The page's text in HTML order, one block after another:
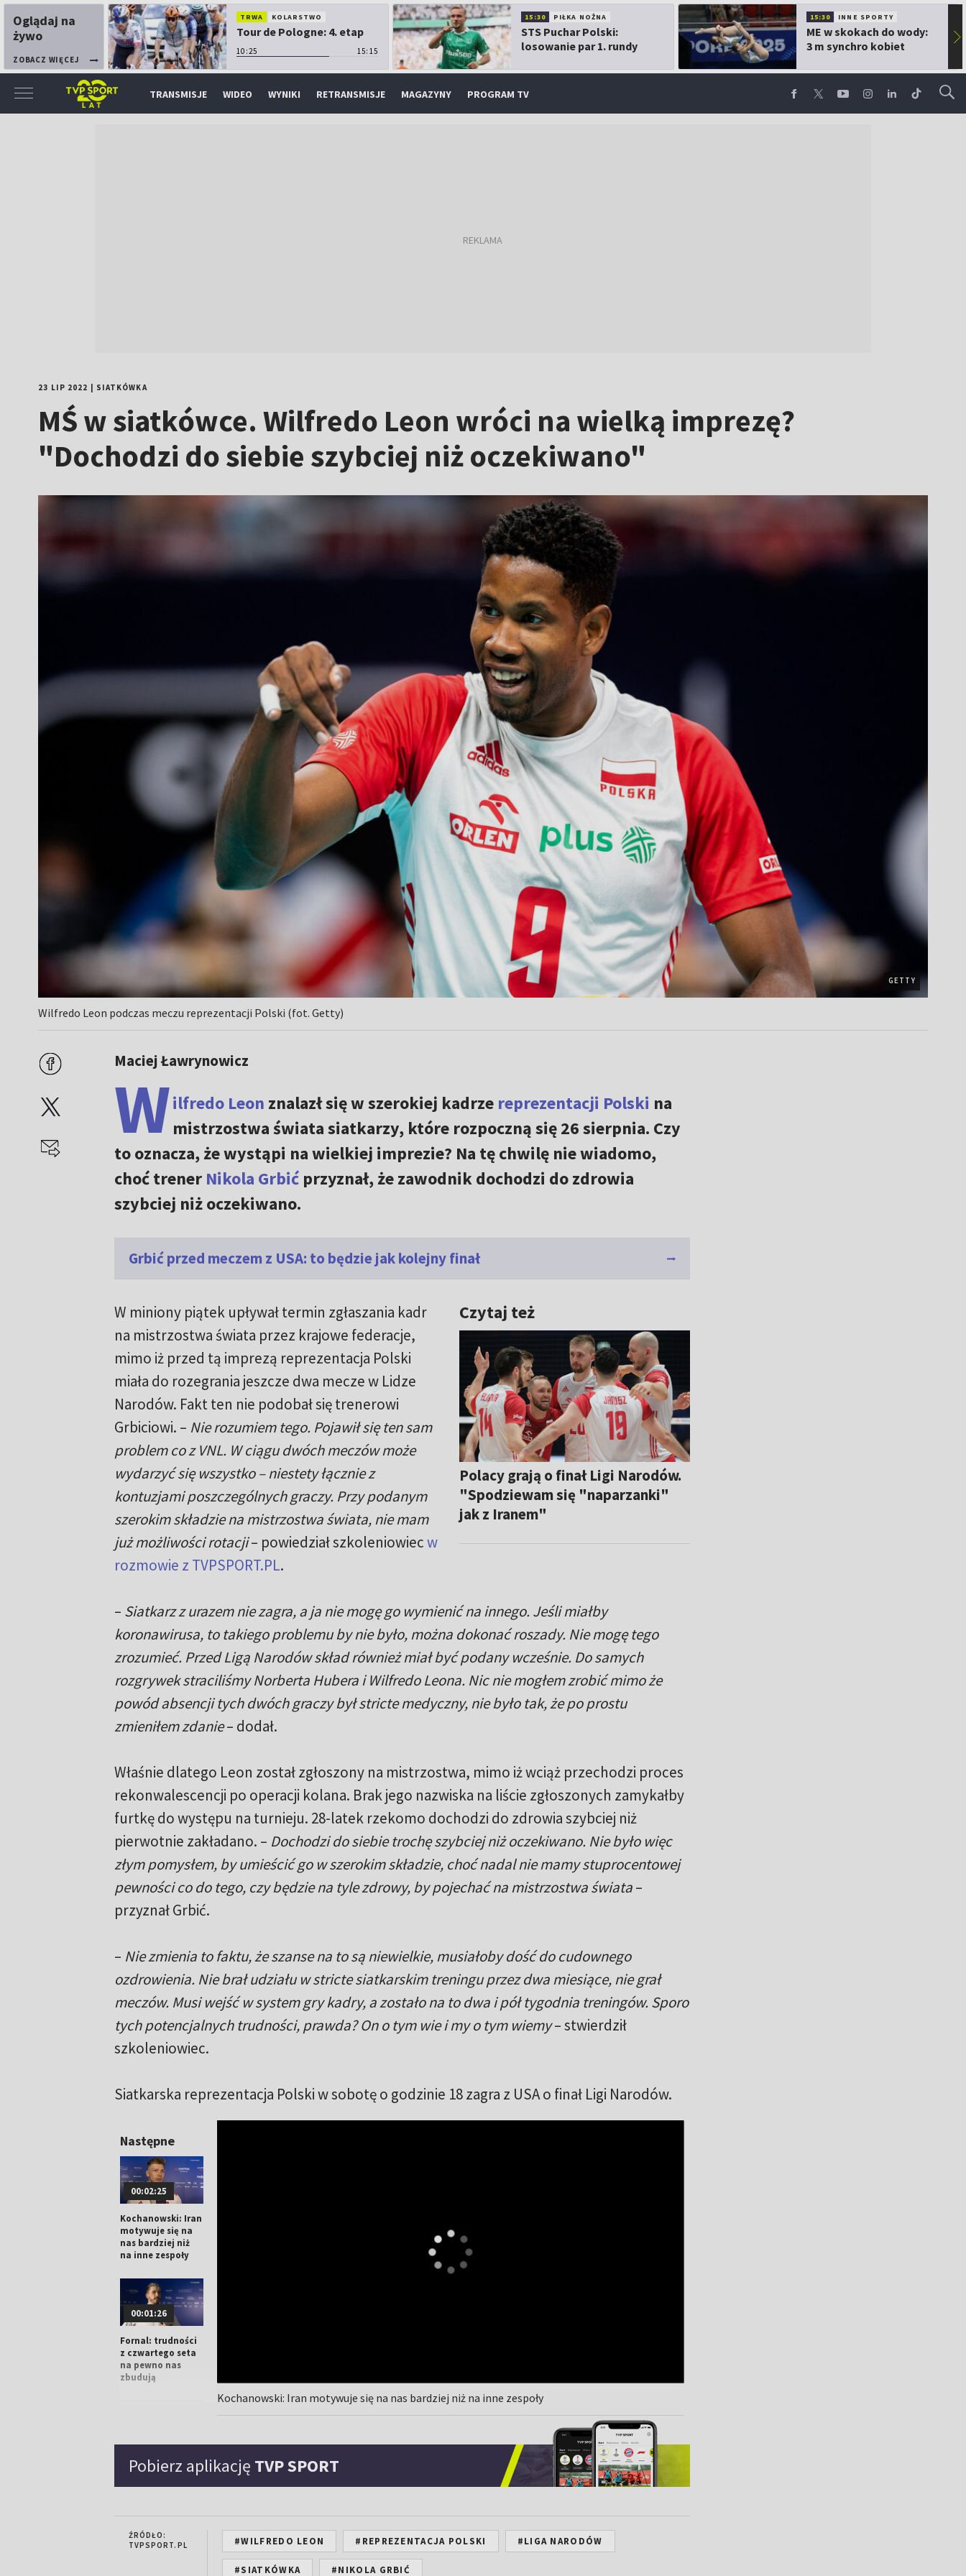
Oglądaj na
żywo
ZOBACZ WIĘCEJ
TRWA KOLARSTWO
Tour de Pologne: 4. etap
10:25 15:15
15:30 PIŁKA NOŻNA
STS Puchar Polski:
losowanie par 1. rundy
15:30 INNE SPORTY
ME w skokach do wody:
3 m synchro kobiet
▶
TRANSMISJE WIDEO WYNIKI RETRANSMISJE MAGAZYNY PROGRAM TV
23 LIP 2022 SIATKÓWKA
MŚ w siatkówce. Wilfredo Leon wróci na wielką imprezę?
"Dochodzi do siebie szybciej niż oczekiwano"
GETTY
Wilfredo Leon podczas meczu reprezentacji Polski (fot. Getty)
Maciej Ławrynowicz
Wilfredo Leon znalazł się w szerokiej kadrze reprezentacji Polski na
mistrzostwa świata siatkarzy, które rozpoczną się 26 sierpnia. Czy
to oznacza, że wystąpi na wielkiej imprezie? Na tę chwilę nie wiadomo,
choć trener Nikola Grbićprzyznał, że zawodnik dochodzi do zdrowia
szybciej niż oczekiwano.
Grbić przed meczem z USA: to będzie jak kolejny finał
Czytaj też
Polacy grają o finał Ligi Narodów.
"Spodziewam się "naparzanki"
jak z Iranem"
W miniony piątek upływał termin zgłaszania kadr
na mistrzostwa świata przez krajowe federacje,
mimo iż przed tą imprezą reprezentacja Polski
miała do rozegrania jeszcze dwa mecze w Lidze
Narodów. Fakt ten nie podobał się trenerowi
Grbiciowi. – Nie rozumiem tego. Pojawił się ten sam
problem co z VNL. W ciągu dwóch meczów może
wydarzyć się wszystko – niestety łącznie z
kontuzjami poszczególnych graczy. Przy podanym
szerokim składzie na mistrzostwa świata, nie mam
już możliwości rotacji– powiedział szkoleniowiecw
rozmowie z TVPSPORT.PL.
– Siatkarz z urazem nie zagra, a ja nie mogę go wymienić na innego. Jeśli miałby
koronawirusa, to takiego problemu by nie było, można dokonać roszady. Nie mogę tego
zrozumieć. Przed Ligą Narodów skład również miał być podany wcześnie. Do samych
rozgrywek straciliśmy Norberta Hubera i Wilfredo Leona. Nic nie mogłem zrobić mimo że
powód absencji tych dwóch graczy był stricte medyczny, nie było tak, że po prostu
zmieniłem zdanie– dodał.
Właśnie dlatego Leon został zgłoszony na mistrzostwa, mimo iż wciąż przechodzi proces
rekonwalescencji po operacji kolana. Brak jego nazwiska na liście zgłoszonych zamykałby
furtkę do występu na turnieju. 28-latek rzekomo dochodzi do zdrowia szybciej niż
pierwotnie zakładano. – Dochodzi do siebie trochę szybciej niż oczekiwano. Nie było więc
złym pomysłem, by umieścić go w szerokim składzie, choć nadal nie mamy stuprocentowej
pewności co do tego, czy będzie na tyle zdrowy, by pojechać na mistrzostwa świata–
przyznał Grbić.
– Nie zmienia to faktu, że szanse na to są niewielkie, musiałoby dość do cudownego
ozdrowienia. Nie brał udziału w stricte siatkarskim treningu przez dwa miesiące, nie grał
meczów. Musi wejść w system gry kadry, a zostało na to dwa i pół tygodnia treningów. Sporo
tych potencjalnych trudności, prawda? On o tym wie i my o tym wiemy– stwierdził
szkoleniowiec.
Siatkarska reprezentacja Polski w sobotę o godzinie 18 zagra z USA o finał Ligi Narodów.
Następne
00:02:25
Kochanowski: Iran
motywuje się na
nas bardziej niż
na inne zespoły
00:01:26
Fornal: trudności
z czwartego seta
na pewno nas
zbudują
Kurek o Iranie: gdy
się rozpędzili, to
nie było czego
Kochanowski: Iran motywuje się na nas bardziej niż na inne zespoły
Pobierz aplikację TVP SPORT
ŹRÓDŁO:
TVPSPORT.PL
#WILFREDO LEON #REPREZENTACJA POLSKI #LIGA NARODÓW
#SIATKÓWKA #NIKOLA GRBIĆ